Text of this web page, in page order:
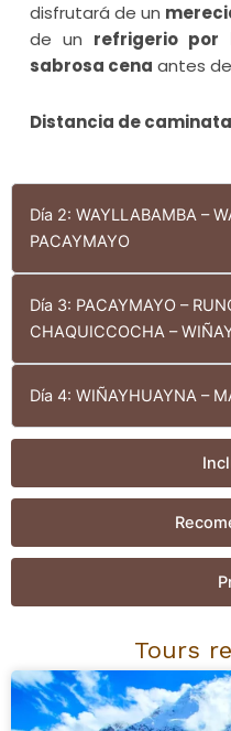
disfrutará de un
de un refrigerio por
sabrosa cena antes
Distancia de
Día 2: WAYLLABAMBA –
PACAYMAYO
Día 3: PACAYMAYO –
CHAQUICCOCHA –
Día 4: WIÑAYHUAYNA –
Tours